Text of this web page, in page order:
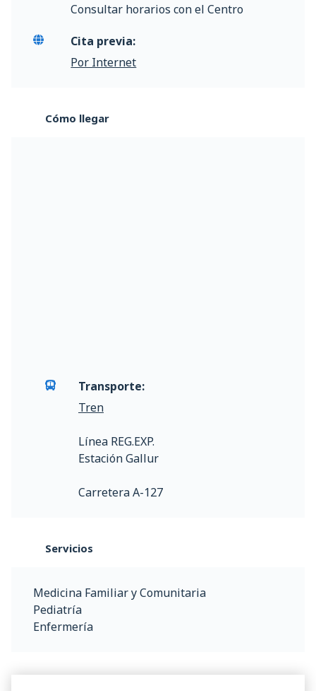
Consultar horarios con el Centro
Cita previa:
Por Internet
Cómo llegar
Transporte:
Tren
Línea REG.EXP.
Estación Gallur
Carretera A-127
Servicios
Medicina Familiar y Comunitaria
Pediatría
Enfermería